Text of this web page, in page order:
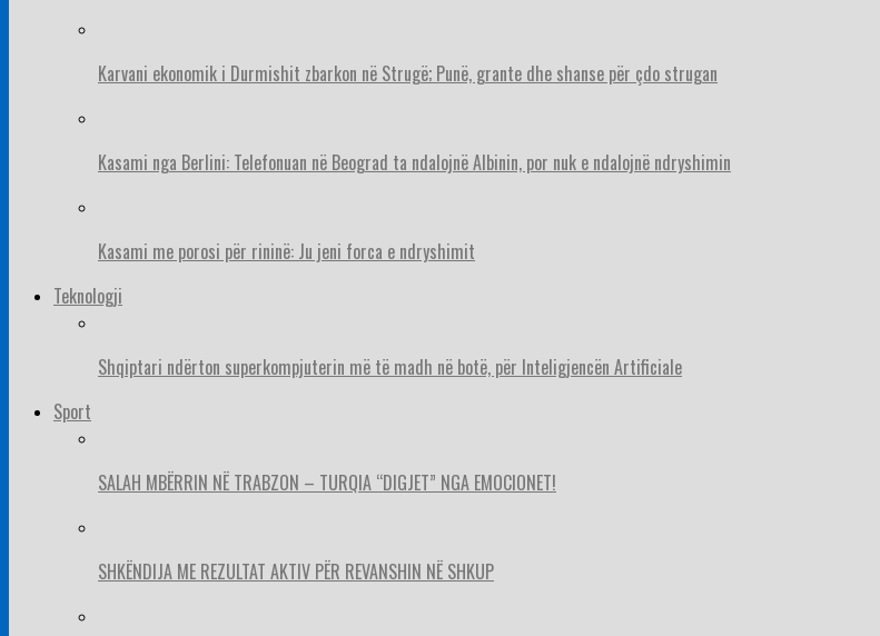
Karvani ekonomik i Durmishit zbarkon në Strugë; Punë, grante dhe shanse për çdo strugan
Kasami nga Berlini: Telefonuan në Beograd ta ndalojnë Albinin, por nuk e ndalojnë ndryshimin
Kasami me porosi për rininë: Ju jeni forca e ndryshimit
Teknologji
Shqiptari ndërton superkompjuterin më të madh në botë, për Inteligjencën Artificiale
Sport
SALAH MBËRRIN NË TRABZON – TURQIA “DIGJET” NGA EMOCIONET!
SHKËNDIJA ME REZULTAT AKTIV PËR REVANSHIN NË SHKUP